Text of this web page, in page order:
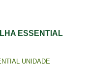
UNIDADE